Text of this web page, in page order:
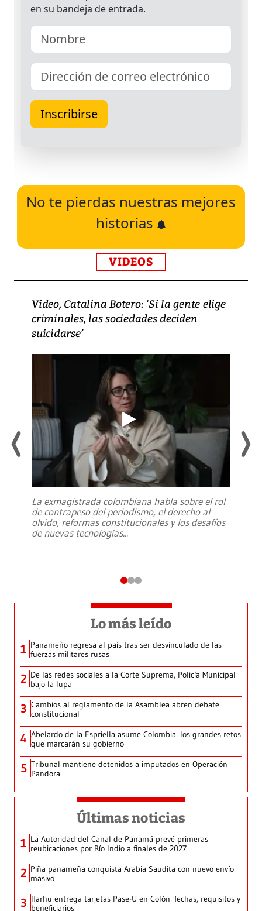
No te pierdas nuestras mejores
historias
VIDEOS
Video, Catalina Botero: ‘Si la gente elige
criminales, las sociedades deciden
suicidarse’
La exmagistrada colombiana habla sobre el rol
de contrapeso del periodismo, el derecho al
olvido, reformas constitucionales y los desafíos
de nuevas tecnologías...
Lo más leído
1 Panameño regresa al país tras ser desvinculado de las
fuerzas militares rusas
2 De las redes sociales a la Corte Suprema, Policía Municipal
bajo la lupa
3 Cambios al reglamento de la Asamblea abren debate
constitucional
4 Abelardo de la Espriella asume Colombia: los grandes retos
que marcarán su gobierno
5 Tribunal mantiene detenidos a imputados en Operación
Pandora
Últimas noticias
1 La Autoridad del Canal de Panamá prevé primeras
reubicaciones por Río Indio a finales de 2027
2 Piña panameña conquista Arabia Saudita con nuevo envío
masivo
3 Ifarhu entrega tarjetas Pase-U en Colón: fechas, requisitos y
beneficiarios